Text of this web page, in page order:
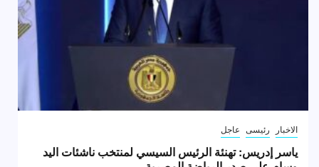
الاخبار رئيسى عاجل
ياسر إدريس: تهنئة الرئيس السيسي لمنتخب ناشئات اليد